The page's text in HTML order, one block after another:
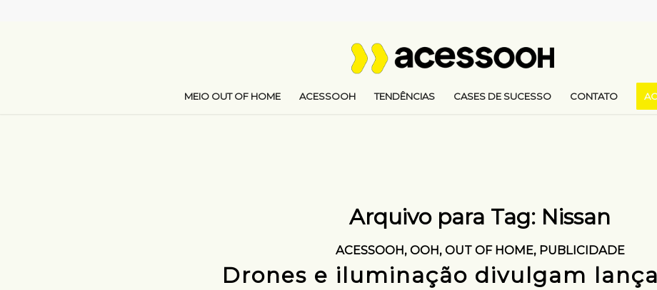
MEIO OUT OF HOME ACESSOOH TENDÊNCIAS CASES DE SUCESSO CONTATO
Arquivo para Tag: Nissan
ACESSOOH, OOH, OUT OF HOME, PUBLICIDADE
Drones e iluminação divulgam